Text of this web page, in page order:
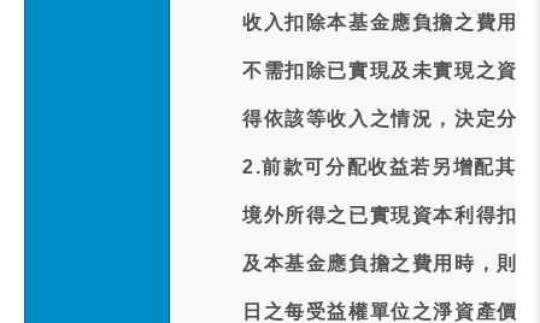
收入扣除本基金應負擔之費用
不需扣除已實現及未實現之資
得依該等收入之情況，決定分
2.前款可分配收益若另增配其
境外所得之已實現資本利得扣
及本基金應負擔之費用時，則
日之每受益權單位之淨資產價